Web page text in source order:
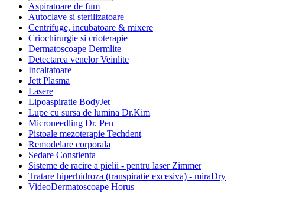
Aspiratoare de fum
Autoclave si sterilizatoare
Centrifuge, incubatoare & mixere
Criochirurgie si crioterapie
Dermatoscoape Dermlite
Detectarea venelor Veinlite
Incaltatoare
Jett Plasma
Lasere
Lipoaspiratie BodyJet
Lupe cu sursa de lumina Dr.Kim
Microneedling Dr. Pen
Pistoale mezoterapie Techdent
Remodelare corporala
Sedare Constienta
Sisteme de racire a pielii - pentru laser Zimmer
Tratare hiperhidroza (transpiratie excesiva) - miraDry
VideoDermatoscoape Horus